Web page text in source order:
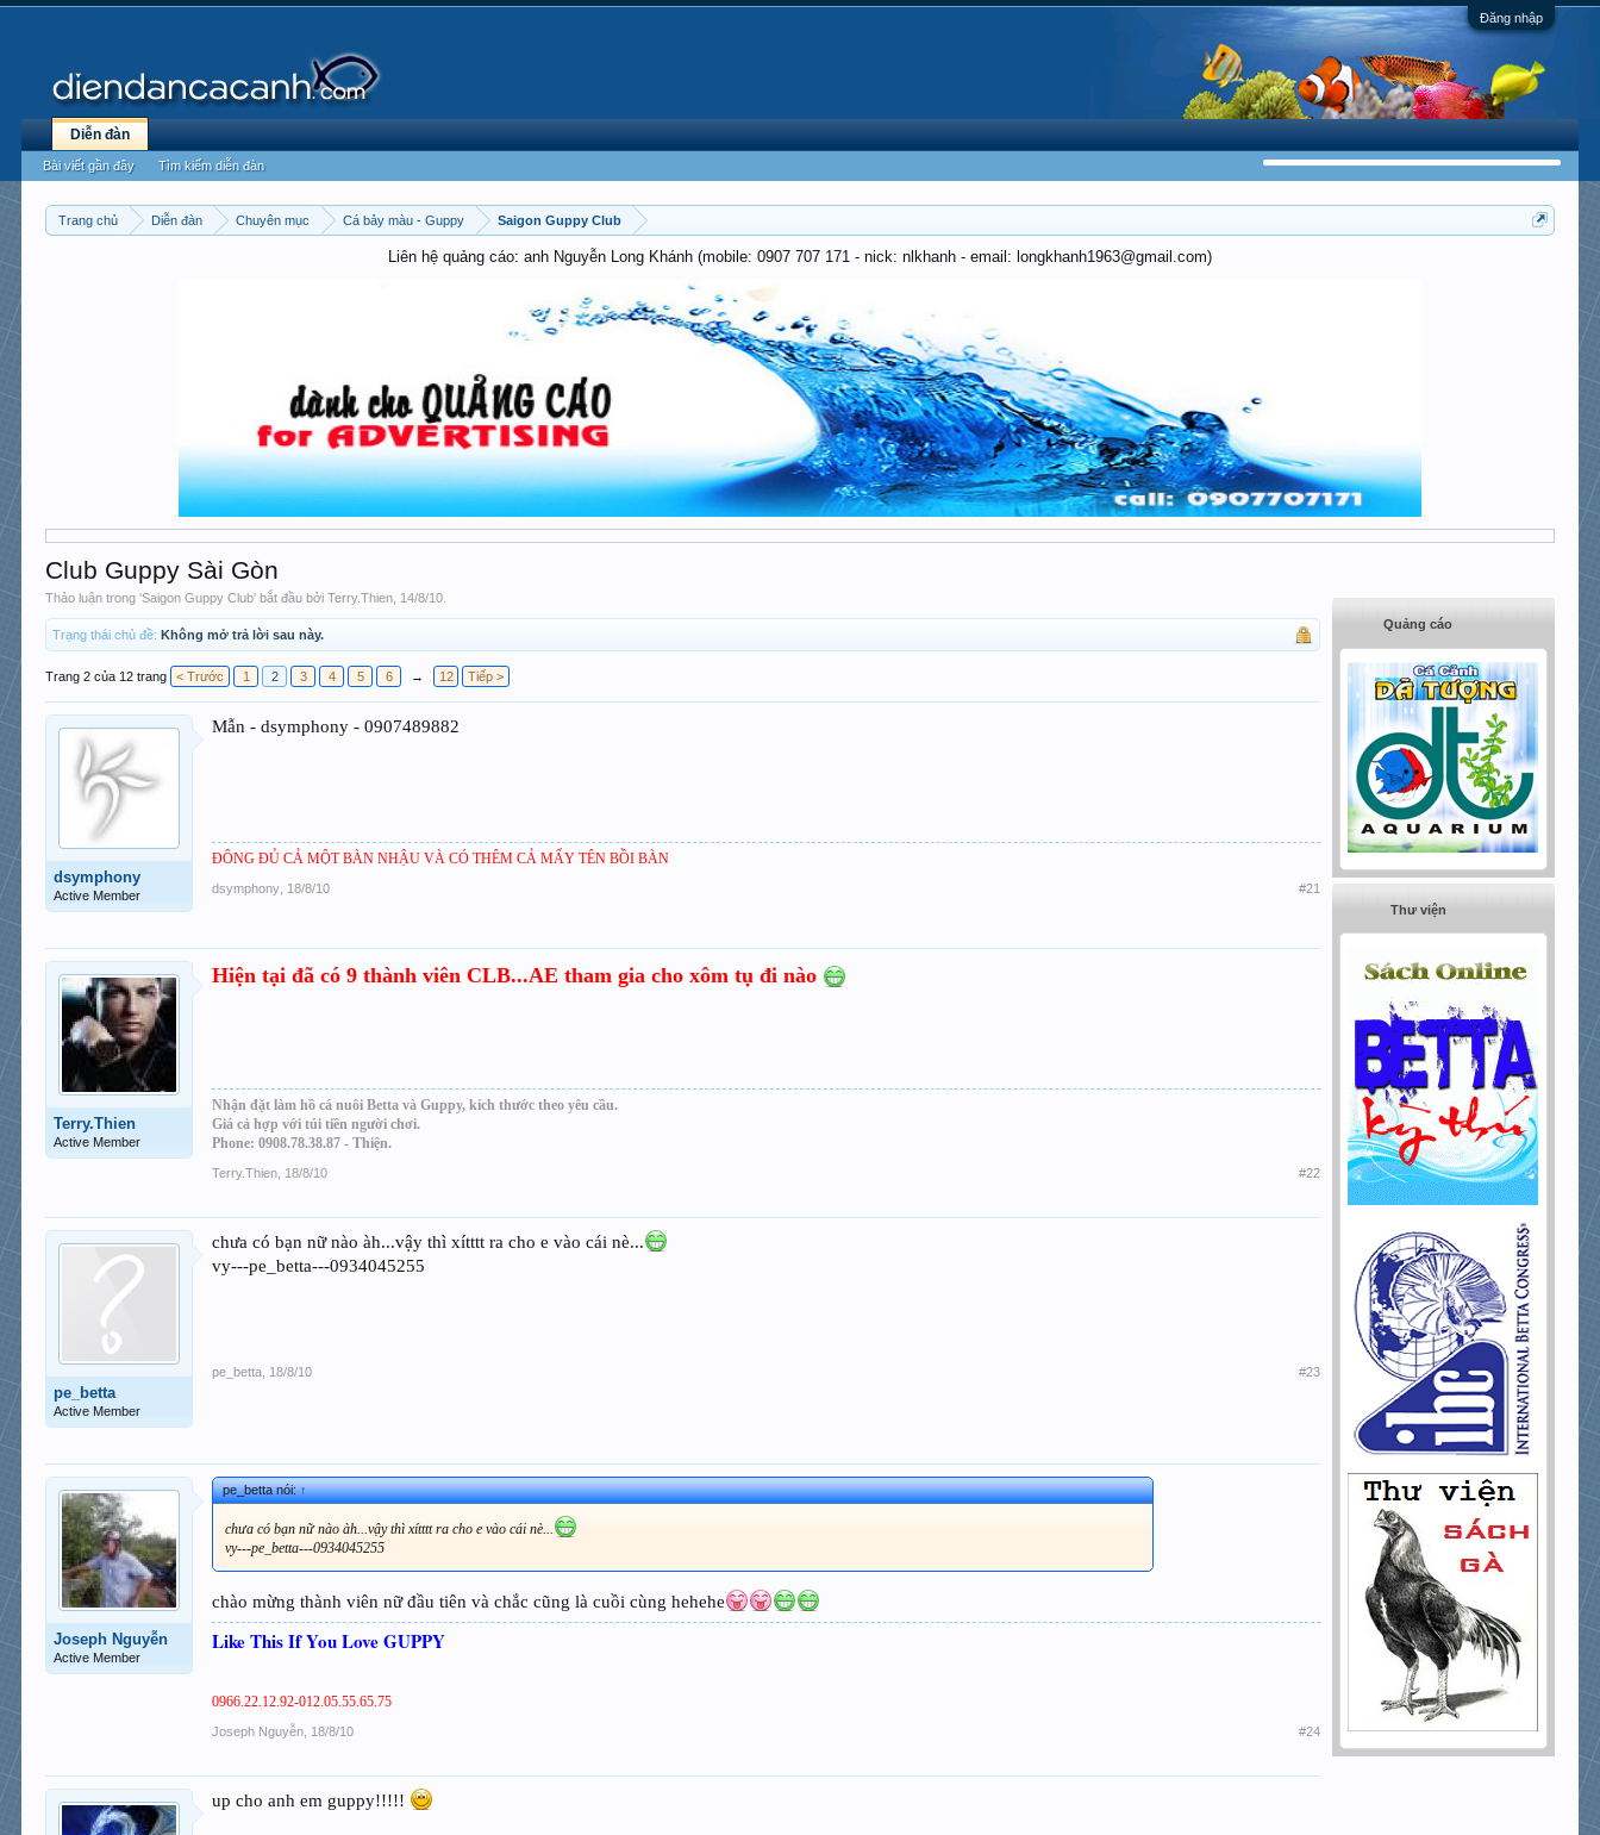
Đăng nhập
Trang chủ Diễn đàn Chuyên mục Cá bảy màu - Guppy Saigon Guppy Club
Liên hệ quảng cáo: anh Nguyễn Long Khánh (mobile: 0907 707 171 - nick: nlkhanh - email: longkhanh1963@gmail.com)
Club Guppy Sài Gòn
Thảo luận trong 'Saigon Guppy Club' bắt đầu bởiTerry.Thien 14/8/10
Trạng thái chủ đề: Không mở trả lời sau này.
Trang 2 của 12 trang < Trước 1 2 3 4 5 6 → 12 Tiếp >
dsymphony
Active Member
Mẫn - dsymphony - 0907489882
ĐÔNG ĐỦ CẢ MỘT BÀN NHẬU VÀ CÓ THÊM CẢ MẤY TÊN BỒI BÀN
dsymphony 18/8/10 #21
Terry.Thien
Active Member
Hiện tại đã có 9 thành viên CLB...AE tham gia cho xôm tụ đi nào
Nhận đặt làm hồ cá nuôi Betta và Guppy, kích thước theo yêu cầu.
Giá cả hợp với túi tiền người chơi.
Phone: 0908.78.38.87 - Thiện.
Terry.Thien 18/8/10 #22
pe_betta
Active Member
chưa có bạn nữ nào àh...vậy thì xítttt ra cho e vào cái nè...
vy---pe_betta---0934045255
pe_betta 18/8/10 #23
Joseph Nguyễn
Active Member
pe_betta nói:↑
chưa có bạn nữ nào àh...vậy thì xítttt ra cho e vào cái nè...
vy---pe_betta---0934045255
chào mừng thành viên nữ đầu tiên và chắc cũng là cuồi cùng hehehe
Like This If You Love GUPPY
0966.22.12.92-012.05.55.65.75
Joseph Nguyễn 18/8/10 #24
up cho anh em guppy!!!!!
Quảng cáo
Thư viện
Diễn đàn
Bài viết gần đây Tìm kiếm diễn đàn